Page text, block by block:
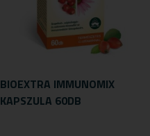
BIOEXTRA IMMUNOMIX
KAPSZULA 60DB